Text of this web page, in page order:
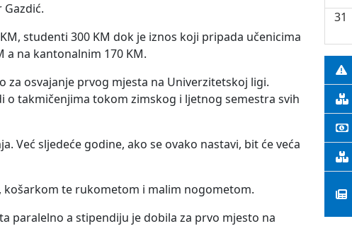
studenti 300 KM dok je iznos koji pripada učenicima
a na kantonalnim 170 KM.
osvajanje prvog mjesta na Univerzitetskoj ligi.
o takmičenjima tokom zimskog i ljetnog semestra svih
Već sljedeće godine, ako se ovako nastavi, bit će veća
te rukometom i malim nogometom.
paralelno a stipendiju je dobila za prvo mjesto na
31